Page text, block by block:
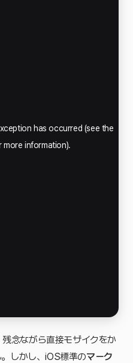
残念ながら直接モザイクをか
しかし、iOS標準のマーク